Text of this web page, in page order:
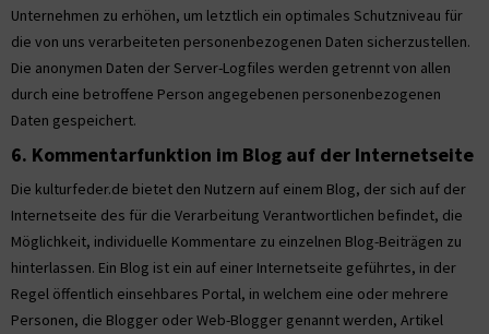
Unternehmen zu erhöhen, um letztlich ein optimales Schutzniveau für
die von uns verarbeiteten personenbezogenen Daten sicherzustellen.
Die anonymen Daten der Server-Logfiles werden getrennt von allen
durch eine betroffene Person angegebenen personenbezogenen
Daten gespeichert.
6. Kommentarfunktion im Blog auf der Internetseite
Die kulturfeder.de bietet den Nutzern auf einem Blog, der sich auf der
Internetseite des für die Verarbeitung Verantwortlichen befindet, die
Möglichkeit, individuelle Kommentare zu einzelnen Blog-Beiträgen zu
hinterlassen. Ein Blog ist ein auf einer Internetseite geführtes, in der
Regel öffentlich einsehbares Portal, in welchem eine oder mehrere
Personen, die Blogger oder Web-Blogger genannt werden, Artikel